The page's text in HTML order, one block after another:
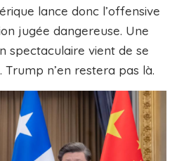
lance donc l’offensive
jugée dangereuse. Une
spectaculaire vient de se
n’en restera pas là.